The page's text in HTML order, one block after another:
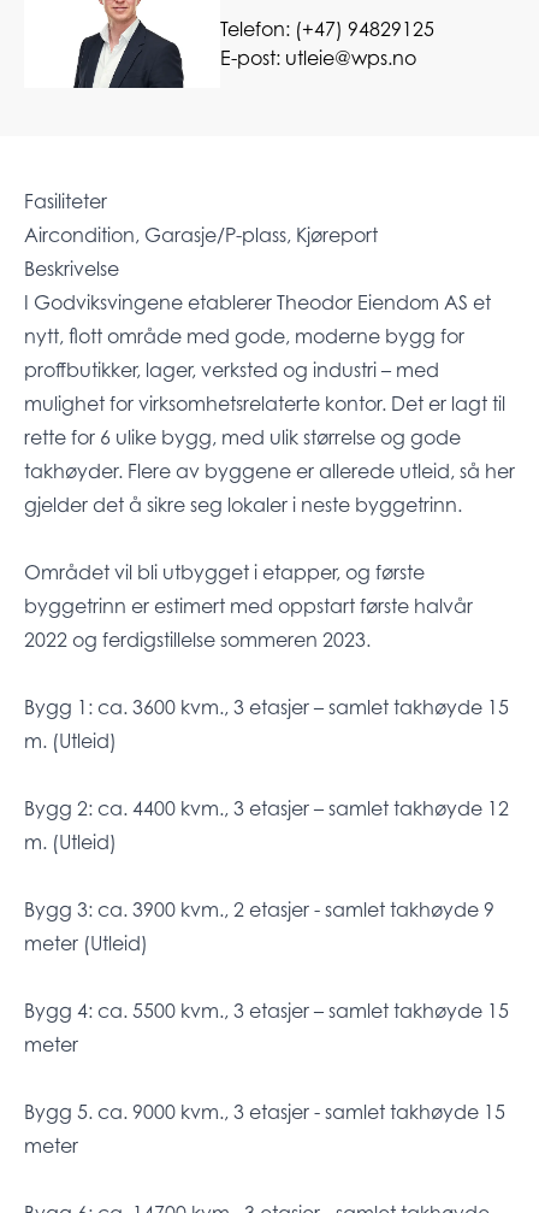
Telefon: (+47) 94829125
E-post: utleie@wps.no
Fasiliteter
Aircondition, Garasje/P-plass, Kjøreport
Beskrivelse
I Godviksvingene etablerer Theodor Eiendom AS et
nytt, flott område med gode, moderne bygg for
proffbutikker, lager, verksted og industri – med
mulighet for virksomhetsrelaterte kontor. Det er lagt til
rette for 6 ulike bygg, med ulik størrelse og gode
takhøyder. Flere av byggene er allerede utleid, så her
gjelder det å sikre seg lokaler i neste byggetrinn.
Området vil bli utbygget i etapper, og første
byggetrinn er estimert med oppstart første halvår
2022 og ferdigstillelse sommeren 2023.
Bygg 1: ca. 3600 kvm., 3 etasjer – samlet takhøyde 15
m. (Utleid)
Bygg 2: ca. 4400 kvm., 3 etasjer – samlet takhøyde 12
m. (Utleid)
Bygg 3: ca. 3900 kvm., 2 etasjer - samlet takhøyde 9
meter (Utleid)
Bygg 4: ca. 5500 kvm., 3 etasjer – samlet takhøyde 15
meter
Bygg 5. ca. 9000 kvm., 3 etasjer - samlet takhøyde 15
meter